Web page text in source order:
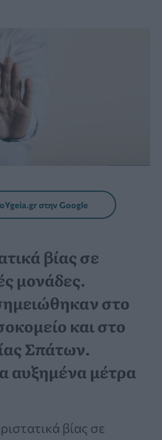
στην Google
βίας σε
μονάδες.
στο
και στο
Σπάτων.
αυξημένα μέτρα
βίας σε